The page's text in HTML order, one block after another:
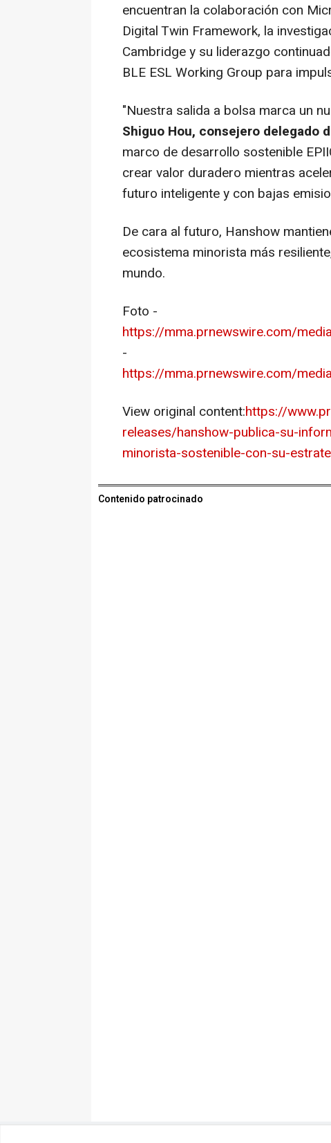
encuentran la colaboración con
Digital Twin Framework, la
Cambridge y su liderazgo
BLE ESL Working Group para
"Nuestra salida a bolsa marca un
Shiguo Hou, consejero delegado
marco de desarrollo sostenible
crear valor duradero mientras
futuro inteligente y con bajas
De cara al futuro, Hanshow
ecosistema minorista más
mundo.
Foto -
https://mma.prnewswire.com/
-
https://mma.prnewswire.com/
View original content:https://
releases/hanshow-publica-su-
minorista-sostenible-con-su-
Contenido patrocinado